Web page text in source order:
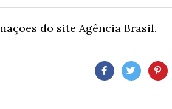
do site Agência Brasil.